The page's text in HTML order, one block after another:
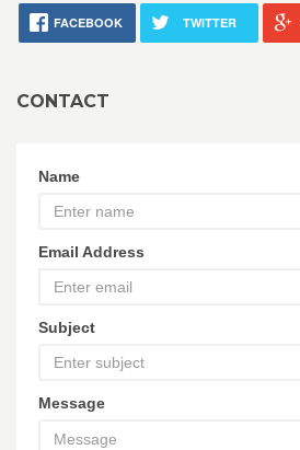
FACEBOOK TWITTER
CONTACT
Name
Email Address
Subject
Message